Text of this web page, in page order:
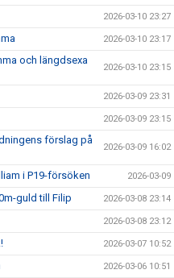
2026-03-10 23:27
2026-03-10 23:17
och längdsexa
2026-03-10 23:15
2026-03-09 23:31
2026-03-09 23:15
förslag på
2026-03-09 16:02
i P19-försöken 2026-03-09
guld till Filip 2026-03-08 23:14
2026-03-08 23:12
2026-03-07 10:52
2026-03-06 10:51